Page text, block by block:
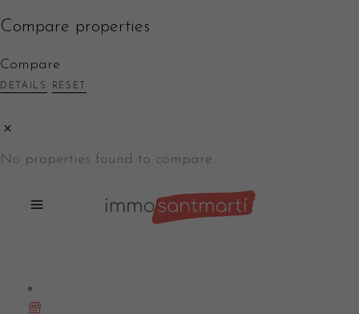
Compare properties
Compare
DETAILS RESET
No properties found to compare.